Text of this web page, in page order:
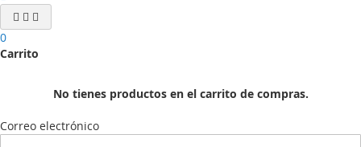
0
Carrito
No tienes productos en el carrito de compras.
Correo electrónico